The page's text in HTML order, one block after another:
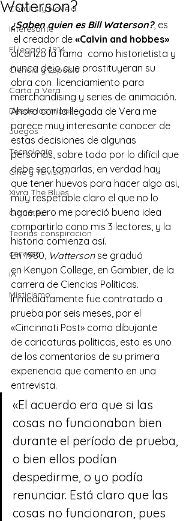
Comics y Novela
Interesante
El legado 1914
Ciencia y Espacio
Carta a Vera
Desde las tripas
Juegos
Tecnología
Cine y Telvisión
Xivra The Blues
Gigantes
Teorias conspiracion
cerveza
IA
Misticismo
Waterson?
¿Saben quien es Bill Waterson?, es
el creador de «Calvin and hobbes»
alcanzo la fama  como historietista y
nunca dejo que prostituyeran su
obra con  licenciamiento para
merchandising y series de animación.
Ahora con la llegada de Vera me
parece muy interesante conocer de
estas decisiones de algunas
personas, sobre todo por lo difícil que
debe ser tomarlas, en verdad hay
que tener huevos para hacer algo asi,
muy respetable claro el que no lo
hace pero me pareció buena idea
compartirlo cono mis 3 lectores, y la
historia comienza así.
En 1980, Watterson se graduó
en Kenyon College, en Gambier, de la
carrera de Ciencias Políticas.
Inmediatamente fue contratado a
prueba por seis meses, por el
«Cincinnati Post» como dibujante
de caricaturas políticas, esto es uno
de los comentarios de su primera
experiencia que comento en una
entrevista.
«El acuerdo era que si las
cosas no funcionaban bien
durante el período de prueba,
o bien ellos podían
despedirme, o yo podía
renunciar. Está claro que las
cosas no funcionaron, pues